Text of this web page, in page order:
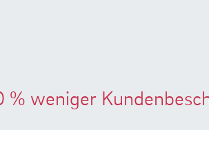
weniger